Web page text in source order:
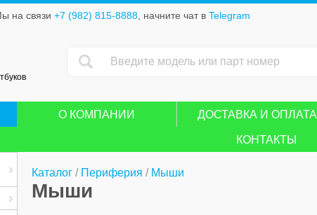
на связи +7 (982) 815-8888, начните чат в Telegram
О КОМПАНИИ ДОСТАВКА И ОПЛАТА
КОНТАКТЫ
Каталог / Периферия / Мыши
Мыши